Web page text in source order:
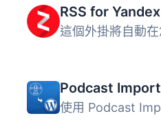
RSS for
Podcast